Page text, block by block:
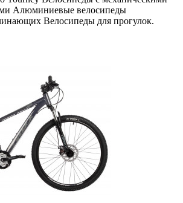
Алюминиевые велосипеды
Велосипеды для прогулок.